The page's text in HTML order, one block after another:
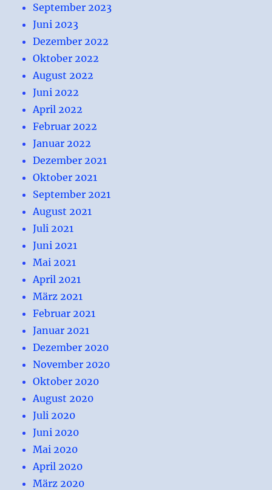
September 2023
Juni 2023
Dezember 2022
Oktober 2022
August 2022
Juni 2022
April 2022
Februar 2022
Januar 2022
Dezember 2021
Oktober 2021
September 2021
August 2021
Juli 2021
Juni 2021
Mai 2021
April 2021
März 2021
Februar 2021
Januar 2021
Dezember 2020
November 2020
Oktober 2020
August 2020
Juli 2020
Juni 2020
Mai 2020
April 2020
März 2020